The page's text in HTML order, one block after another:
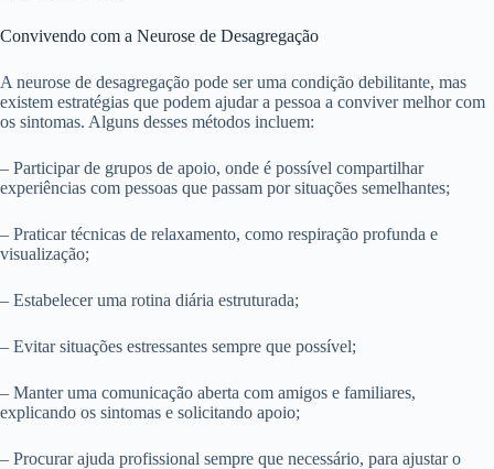
Convivendo com a Neurose de Desagregação
A neurose de desagregação pode ser uma condição debilitante, mas
existem estratégias que podem ajudar a pessoa a conviver melhor com
os sintomas. Alguns desses métodos incluem:
– Participar de grupos de apoio, onde é possível compartilhar
experiências com pessoas que passam por situações semelhantes;
– Praticar técnicas de relaxamento, como respiração profunda e
visualização;
– Estabelecer uma rotina diária estruturada;
– Evitar situações estressantes sempre que possível;
– Manter uma comunicação aberta com amigos e familiares,
explicando os sintomas e solicitando apoio;
– Procurar ajuda profissional sempre que necessário, para ajustar o